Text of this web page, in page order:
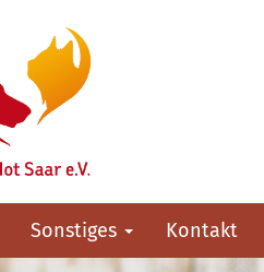
Sonstiges Kontakt